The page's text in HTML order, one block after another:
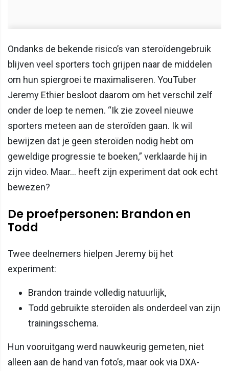
Ondanks de bekende risico’s van steroïdengebruik
blijven veel sporters toch grijpen naar de middelen
om hun spiergroei te maximaliseren. YouTuber
Jeremy Ethier besloot daarom om het verschil zelf
onder de loep te nemen. “Ik zie zoveel nieuwe
sporters meteen aan de steroïden gaan. Ik wil
bewijzen dat je geen steroïden nodig hebt om
geweldige progressie te boeken,” verklaarde hij in
zijn video. Maar... heeft zijn experiment dat ook echt
bewezen?
De proefpersonen: Brandon en
Todd
Twee deelnemers hielpen Jeremy bij het
experiment:
Brandon trainde volledig natuurlijk,
Todd gebruikte steroïden als onderdeel van zijn
trainingsschema.
Hun vooruitgang werd nauwkeurig gemeten, niet
alleen aan de hand van foto’s, maar ook via DXA-